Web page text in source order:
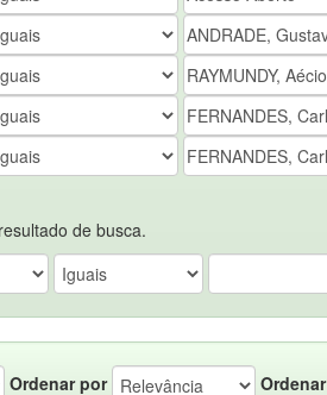
de busca.
Ordenar por Ordenar